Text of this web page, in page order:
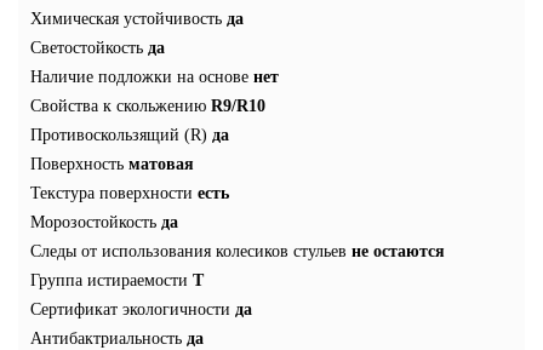
Химическая устойчивость да
Светостойкость да
Наличие подложки на основе нет
Свойства к скольжению R9/R10
Противоскользящий (R) да
Поверхность матовая
Текстура поверхности есть
Морозостойкость да
Следы от использования колесиков стульев не остаются
Группа истираемости Т
Сертификат экологичности да
Антибактриальность да